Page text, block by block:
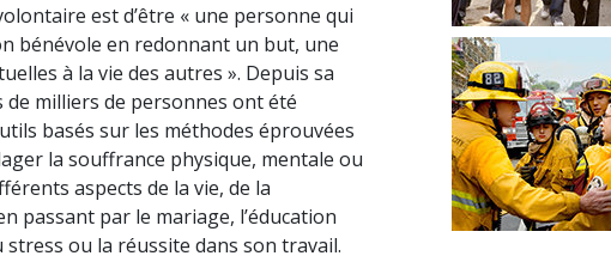
est d’être « une personne qui
bénévole en redonnant un but, une
à la vie des autres ». Depuis sa
de milliers de personnes ont été
basés sur les méthodes éprouvées
la souffrance physique, mentale ou
aspects de la vie, de la
passant par le mariage, l’éducation
ou la réussite dans son travail.